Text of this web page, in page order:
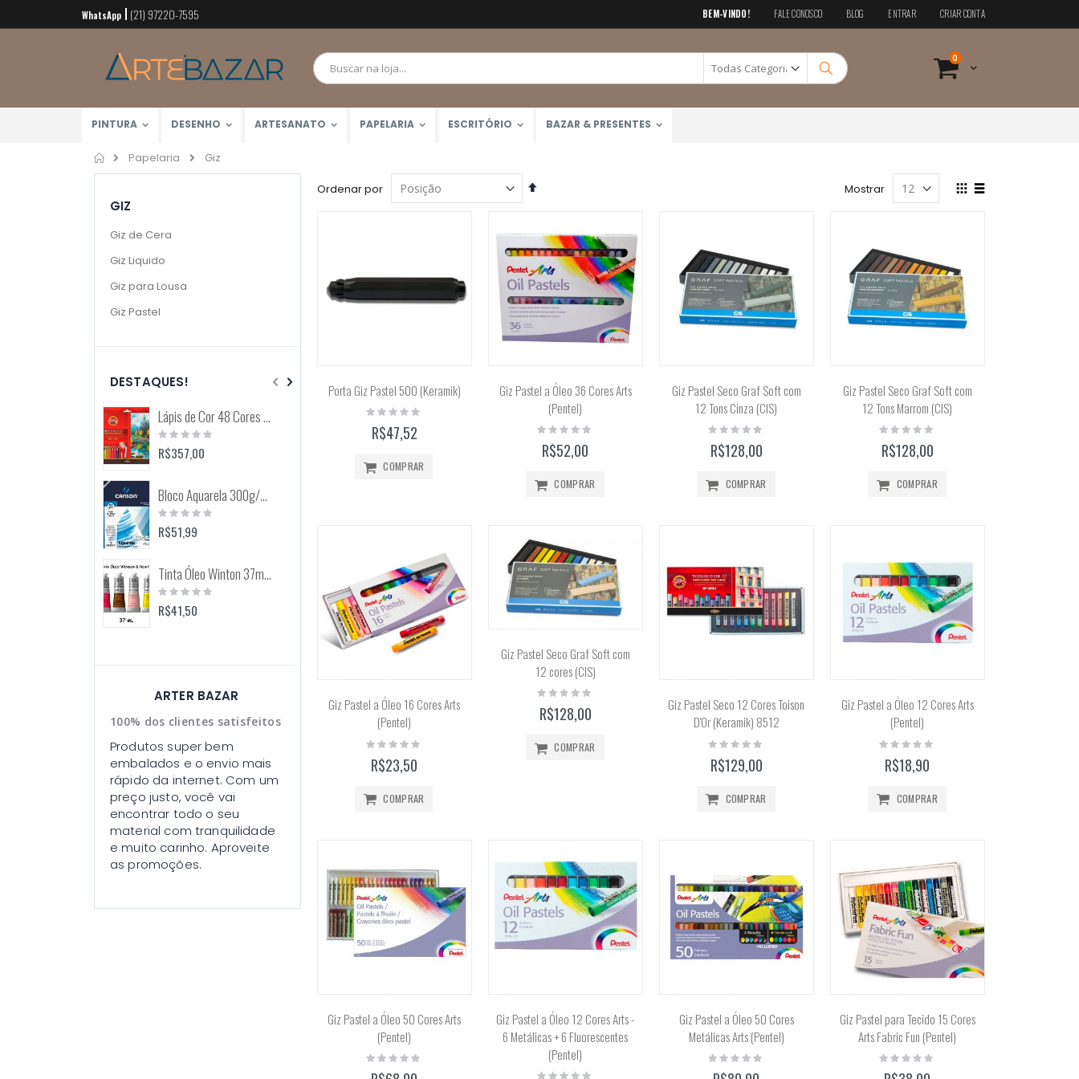
Pular
para
conteúdo
BEM-VINDO! FALE CONOSCO BLOG ENTRAR CRIAR CONTA
Cart
0 itens
Pesquisa
WhatsApp (21) 97220-7595
PINTURA DESENHO ARTESANATO PAPELARIA ESCRITÓRIO BAZAR & PRESENTES
Home
Papelaria Giz
Ordenar por
Definir
Ver
Mostrar
Porta Giz Pastel 500 (Keramik)
Rating:
R$47,52
COMPRAR
Giz Pastel a Óleo 36 Cores Arts
(Pentel)
Rating:
R$52,00
COMPRAR
Giz Pastel Seco Graf Soft com
12 Tons Cinza (CIS)
Rating:
R$128,00
COMPRAR
Giz Pastel Seco Graf Soft com
12 Tons Marrom (CIS)
Rating:
R$128,00
COMPRAR
Giz Pastel a Óleo 16 Cores Arts
(Pentel)
Rating:
0%
R$23,50
COMPRAR
Giz Pastel Seco Graf Soft com
12 cores (CIS)
Rating:
0%
R$128,00
COMPRAR
Giz Pastel Seco 12 Cores Toison
D'Or (Keramik) 8512
Rating:
0%
R$129,00
COMPRAR
Giz Pastel a Óleo 12 Cores Arts
(Pentel)
Rating:
0%
R$18,90
COMPRAR
Giz Pastel a Óleo 50 Cores Arts
(Pentel)
Rating:
0%
Giz Pastel a Óleo 12 Cores Arts -
6 Metálicas + 6 Fluorescentes
(Pentel)
Rating:
Giz Pastel a Óleo 50 Cores
Metálicas Arts (Pentel)
Rating:
0%
Giz Pastel para Tecido 15 Cores
Arts Fabric Fun (Pentel)
Rating:
0%
GIZ
Giz de Cera
Giz Liquido
Giz para Lousa
Giz Pastel
DESTAQUES!
Lápis de Cor 48 Cores Mondeluz Aquarelável (Koh-I-Noor)
Rating:
0%
R$357,00
Bloco Aquarela 300g/m2 12 Folhas (Canson)
Rating:
0%
R$51,99
Tinta Óleo Winton 37ml (Winsor & Newton)
Rating:
0%
R$41,50
Rating:
0%
Rating:
0%
R$45,00
Rating:
0%
R$26,00
ARTER BAZAR
100% dos clientes satisfeitos
Produtos super bem
embalados e o envio mais
rápido da internet. Com um
preço justo, você vai
encontrar todo o seu
material com tranquilidade
e muito carinho. Aproveite
as promoções.